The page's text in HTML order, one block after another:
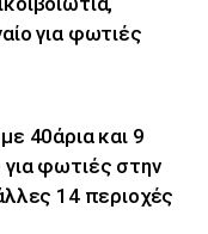
για φωτιές
40άρια και 9
φωτιές στην
14 περιοχές